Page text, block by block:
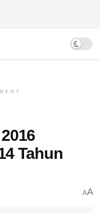
Tahun
AA